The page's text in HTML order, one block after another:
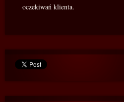
oczekiwań klienta.